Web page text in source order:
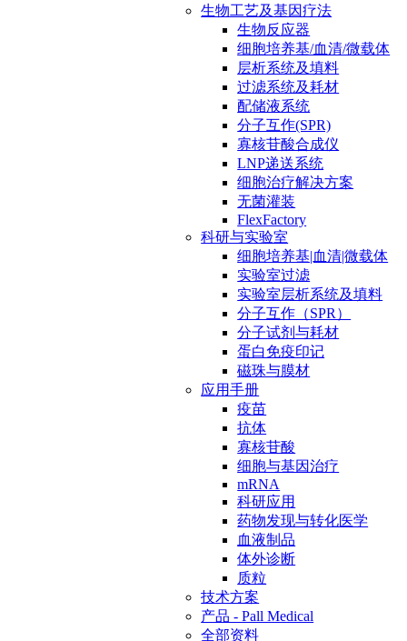
生物工艺及基因疗法
生物反应器
细胞培养基/血清/微载体
层析系统及填料
过滤系统及耗材
配储液系统
分子互作(SPR)
寡核苷酸合成仪
LNP递送系统
细胞治疗解决方案
无菌灌装
FlexFactory
科研与实验室
细胞培养基|血清|微载体
实验室过滤
实验室层析系统及填料
分子互作（SPR）
分子试剂与耗材
蛋白免疫印记
磁珠与膜材
应用手册
疫苗
抗体
寡核苷酸
细胞与基因治疗
mRNA
科研应用
药物发现与转化医学
血液制品
体外诊断
质粒
技术方案
产品 - Pall Medical
全部资料